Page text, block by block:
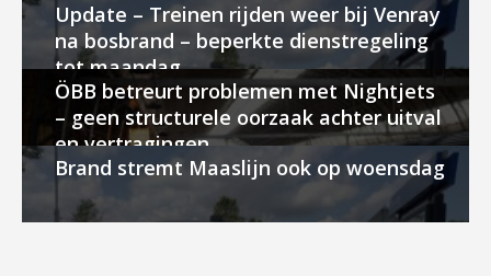
Update – Treinen rijden weer bij Venray
na bosbrand – beperkte dienstregeling
tot maandag
ÖBB betreurt problemen met Nightjets
– geen structurele oorzaak achter uitval
en vertragingen
Brand stremt Maaslijn ook op woensdag